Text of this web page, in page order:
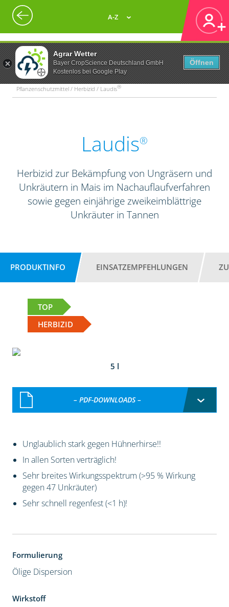
Agrar Wetter
Bayer CropScience Deutschland GmbH
Kostenlos bei Google Play
Öffnen
A-Z
Pflanzenschutzmittel / Herbizid / Laudis®
Laudis®
Herbizid zur Bekämpfung von Ungräsern und
Unkräutern in Mais im Nachauflaufverfahren
sowie gegen einjährige zweikeimblättrige
Unkräuter in Tannen
PRODUKTINFO EINSATZEMPFEHLUNGEN
TOP
HERBIZID
5 l
– PDF-DOWNLOADS –
Unglaublich stark gegen Hühnerhirse!!
In allen Sorten verträglich!
Sehr breites Wirkungsspektrum (>95 % Wirkung
gegen 47 Unkräuter)
Sehr schnell regenfest (<1 h)!
Formulierung
Ölige Dispersion
Wirkstoff